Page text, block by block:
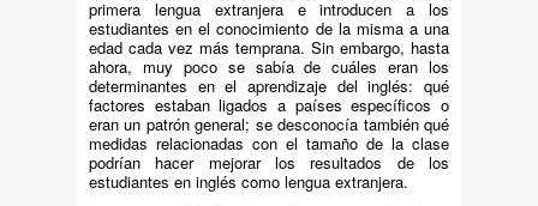
primera lengua extranjera e introducen a los
estudiantes en el conocimiento de la misma a una
edad cada vez más temprana. Sin embargo, hasta
ahora, muy poco se sabía de cuáles eran los
determinantes en el aprendizaje del inglés: qué
factores estaban ligados a países específicos o
eran un patrón general; se desconocía también qué
medidas relacionadas con el tamaño de la clase
podrían hacer mejorar los resultados de los
estudiantes en inglés como lengua extranjera.